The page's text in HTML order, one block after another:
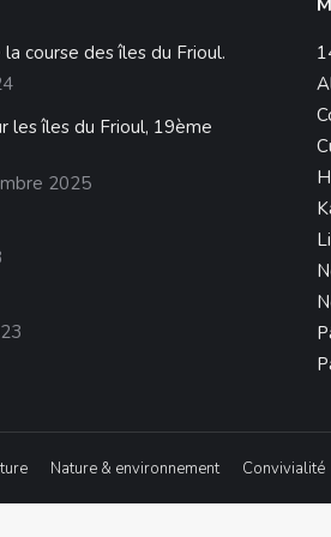
course des îles du Frioul.
les îles du Frioul, 19ème
2025
Nature & environnement Convivialité